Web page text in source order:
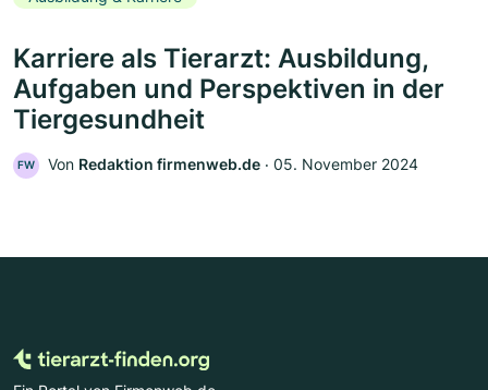
Karriere als Tierarzt: Ausbildung,
Aufgaben und Perspektiven in der
Tiergesundheit
FW Von Redaktion firmenweb.de ‧ 05. November 2024